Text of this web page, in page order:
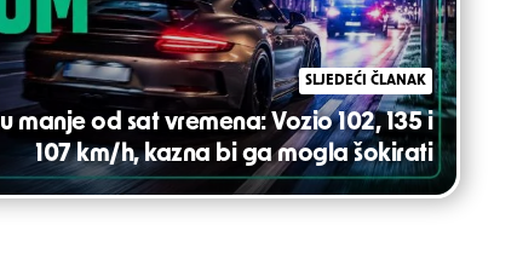
SLJEDEĆI ČLANAK
manje od sat vremena: Vozio 102, 135 i
107 km/h, kazna bi ga mogla šokirati